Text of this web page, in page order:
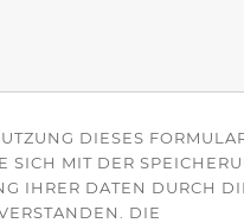
DIESES
SICH MIT DER
IHRER DATEN DURCH
DIE